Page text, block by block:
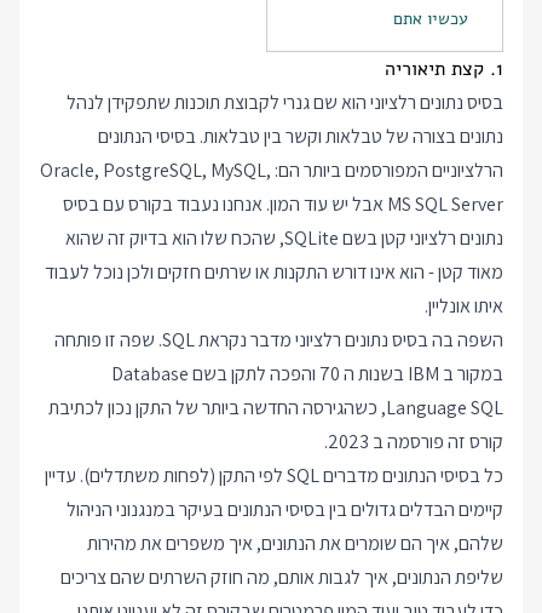
עכשיו אתם
1. קצת תיאוריה
בסיס נתונים רלציוני הוא שם גנרי לקבוצת תוכנות שתפקידן לנהל
נתונים בצורה של טבלאות וקשר בין טבלאות. בסיסי הנתונים
הרלציוניים המפורסמים ביותר הם: Oracle, PostgreSQL, MySQL,
MS SQL Server אבל יש עוד המון. אנחנו נעבוד בקורס עם בסיס
נתונים רלציוני קטן בשם SQLite, שהכח שלו הוא בדיוק זה שהוא
מאוד קטן - הוא אינו דורש התקנות או שרתים חזקים ולכן נוכל לעבוד
איתו אונליין.
השפה בה בסיס נתונים רלציוני מדבר נקראת SQL. שפה זו פותחה
במקור ב IBM בשנות ה 70 והפכה לתקן בשם Database
Language SQL, כשהגירסה החדשה ביותר של התקן נכון לכתיבת
קורס זה פורסמה ב 2023.
כל בסיסי הנתונים מדברים SQL לפי התקן (לפחות משתדלים). עדיין
קיימים הבדלים גדולים בין בסיסי הנתונים בעיקר במנגנוני הניהול
שלהם, איך הם שומרים את הנתונים, איך משפרים את מהירות
שליפת הנתונים, איך לגבות אותם, מה חוזק השרתים שהם צריכים